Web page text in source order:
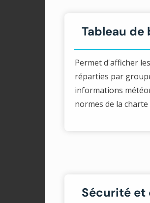
Tableau
Permet d'afficher
réparties par
informations
normes de la charte
Sécurité et